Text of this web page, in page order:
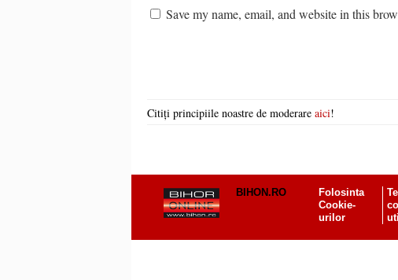
Save my name, email, and website in this
Citiți principiile noastre de moderare aici!
BIHON.RO
Folosinta
Cookie-
urilor